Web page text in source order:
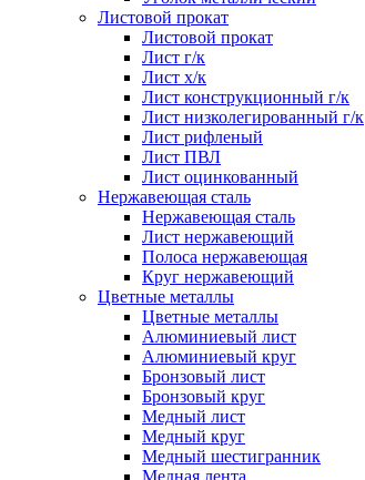
Листовой прокат
Листовой прокат
Лист г/к
Лист х/к
Лист конструкционный г/к
Лист низколегированный г/к
Лист рифленый
Лист ПВЛ
Лист оцинкованный
Нержавеющая сталь
Нержавеющая сталь
Лист нержавеющий
Полоса нержавеющая
Круг нержавеющий
Цветные металлы
Цветные металлы
Алюминиевый лист
Алюминиевый круг
Бронзовый лист
Бронзовый круг
Медный лист
Медный круг
Медный шестигранник
Медная лента